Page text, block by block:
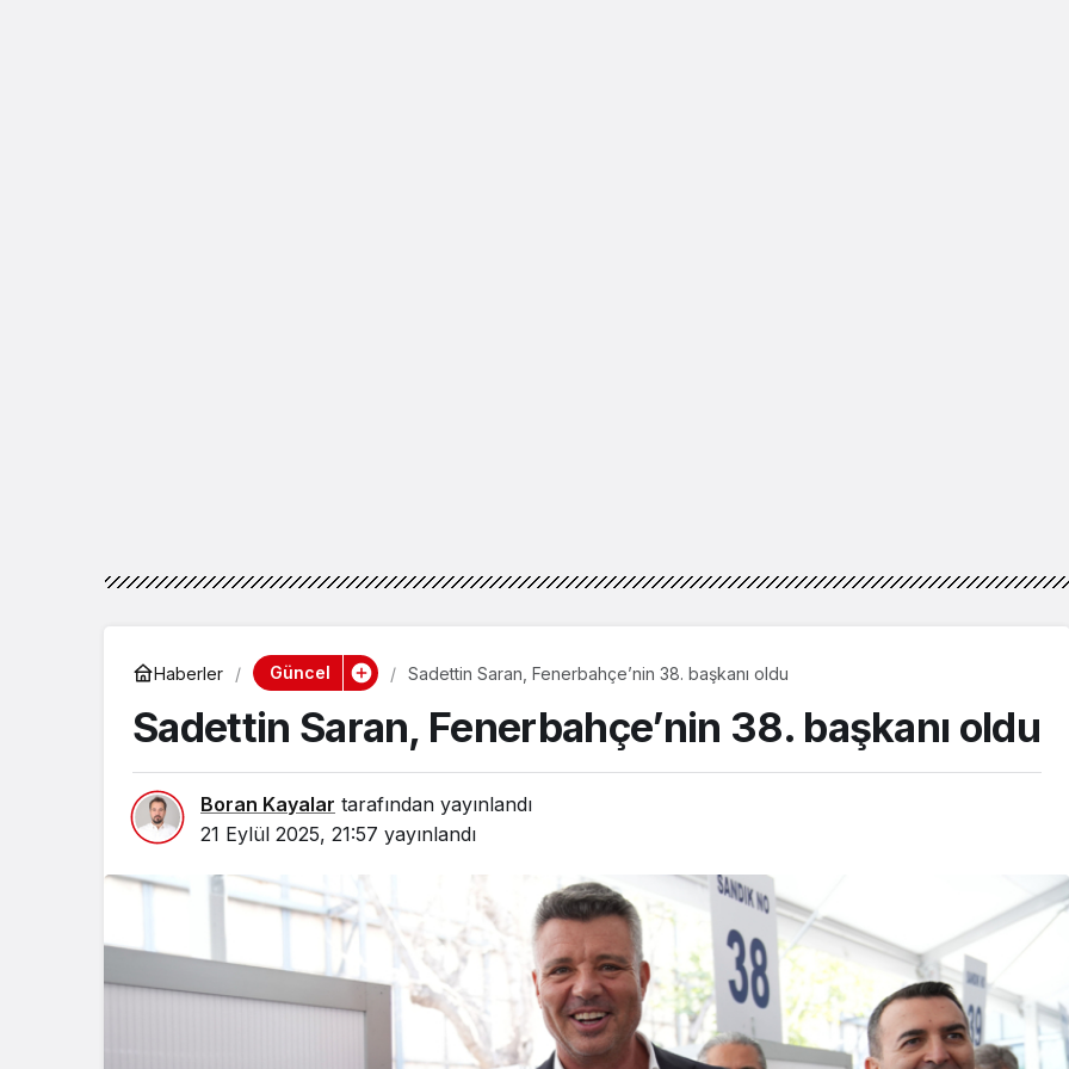
Haberler Güncel Sadettin Saran, Fenerbahçe’nin 38. başkanı oldu
Sadettin Saran, Fenerbahçe’nin 38. başkanı oldu
Boran Kayalar tarafından yayınlandı
21 Eylül 2025, 21:57 yayınlandı